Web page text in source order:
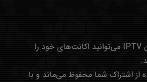
با آریا IPTV و ارگون IPTV می‌توانید اکانت‌های خود را
از اشتراک شما محفوظ می‌ماند و با